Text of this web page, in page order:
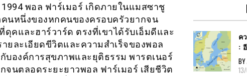
พอล ฟาร์เมอร์ เกิดภายในแมสซาชู
คนหนึ่งของหกคนของครอบครัวยากจน
คและฮาร์วาร์ด ตรงที่เขาได้รับเอ็มดีและ
ยละเอียดขีวิตและความสำเร็จของพอล
บองค์การสุขภาพและยุติธรรม พารตเนอร์
จนตลอดระยะยาวพอล ฟาร์เมอร์ เสียชีวิต
ค
:
BY